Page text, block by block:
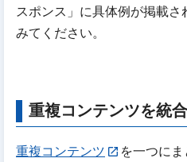
スポンス」に具体例が掲載
みてください。
重複コンテンツを統
重複コンテンツ
を一つに